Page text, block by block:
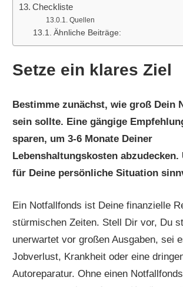
Checkliste
Quellen
Ähnliche Beiträge:
Setze ein klares Ziel
Bestimme zunächst, wie groß Dein
sein sollte. Eine gängige
sparen, um 3-6 Monate Deiner
Lebenshaltungskosten abzudecken.
für Deine persönliche Situation
Ein Notfallfonds ist Deine finanzielle
stürmischen Zeiten. Stell Dir vor, Du
unerwartet vor großen Ausgaben, sei
Jobverlust, Krankheit oder eine
Autoreparatur. Ohne einen